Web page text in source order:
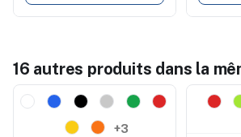
16 autres produits dans la
Nouveau
+3
Nouveau